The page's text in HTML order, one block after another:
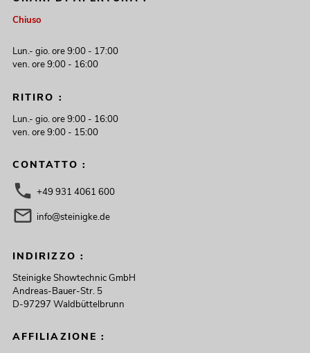
Chiuso
Lun.- gio. ore 9:00 - 17:00
ven. ore 9:00 - 16:00
RITIRO :
Lun.- gio. ore 9:00 - 16:00
ven. ore 9:00 - 15:00
CONTATTO :
+49 931 4061 600
info@steinigke.de
INDIRIZZO :
Steinigke Showtechnic GmbH
Andreas-Bauer-Str. 5
D-97297 Waldbüttelbrunn
AFFILIAZIONE :